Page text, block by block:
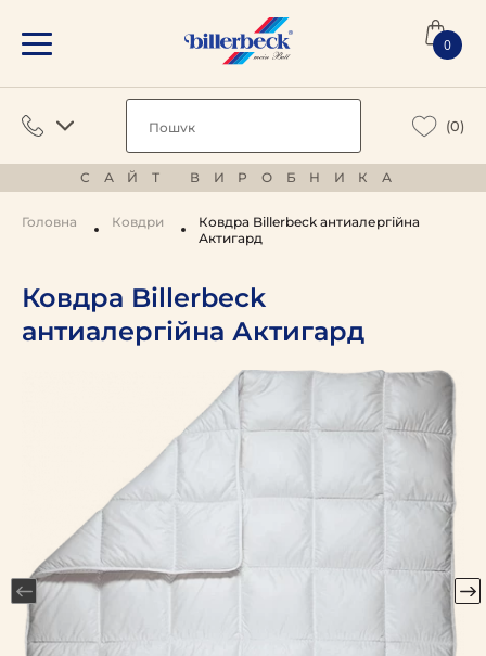
0
(0)
САЙТ ВИРОБНИКА
Головна Ковдри
Ковдра Billerbeck антиалергійна
Актигард
Ковдра Billerbeck
антиалергійна Актигард